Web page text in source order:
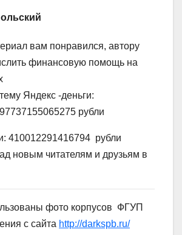
вам понравился, автору
финансовую помощь на
Яндекс -деньги:
рубли
410012291416794 рубли
новым читателям и друзьям в
фото корпусов ФГУП
с сайта http://darkspb.ru/